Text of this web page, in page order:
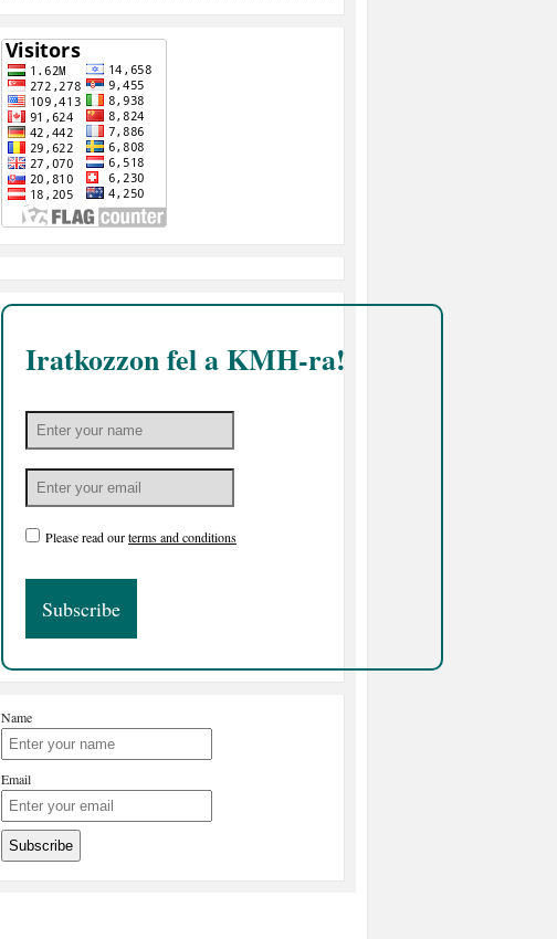
Iratkozzon fel a KMH-ra!
Please read ourterms and conditions
Name
Email